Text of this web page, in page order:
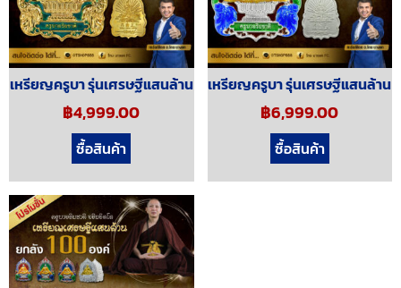
เหรียญครูบา รุ่นเศรษฐีแสนล้าน
฿4,999.00
ซื้อสินค้า
เหรียญครูบา รุ่นเศรษฐีแสนล้าน
฿6,999.00
ซื้อสินค้า